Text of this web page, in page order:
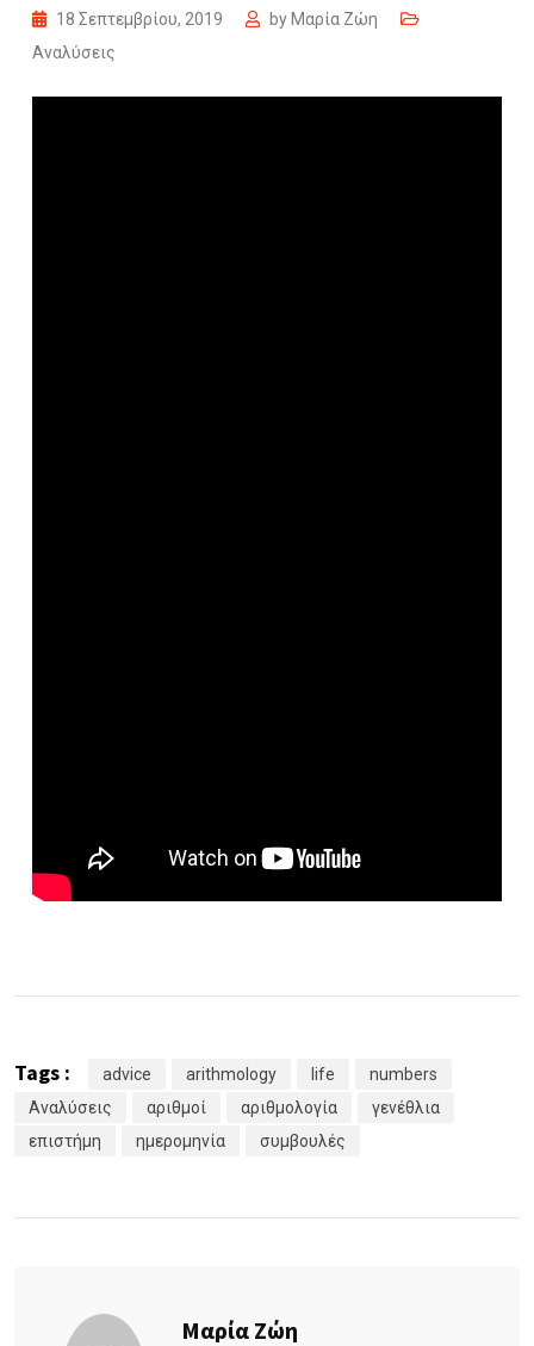
18 Σεπτεμβρίου, 2019 by Μαρία Ζώη
Αναλύσεις
Tags : advice arithmology life
numbers
Αναλύσεις
αριθμοί αριθμολογία
γενέθλια
επιστήμη
ημερομηνία συμβουλές
Μαρία Ζώη